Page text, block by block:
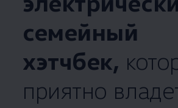
семейный
хэтчбек,
приятно